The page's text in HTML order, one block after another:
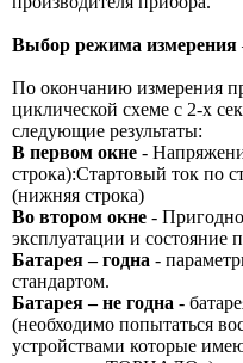
Выбор режима измерения
По окончанию измерения
циклической схеме с 2-х
следующие результаты:
В первом окне -
строка):Стартовый ток по
(нижняя строка)
Во втором окне -
эксплуатации и состояние
Батарея – годна -
стандартом.
Батарея – не годна -
(необходимо попытаться
устройствами которые